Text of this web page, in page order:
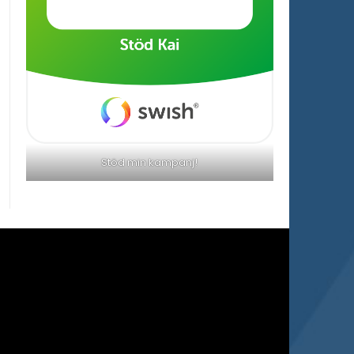
Stöd min kampanj!